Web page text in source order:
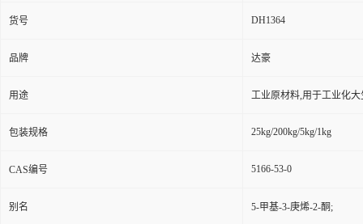
货号 DH1364
品牌 达豪
用途 工业原材料,用于工业化大
包装规格 25kg/200kg/5kg/1kg
CAS编号 5166-53-0
别名 5-甲基-3-庚烯-2-酮;